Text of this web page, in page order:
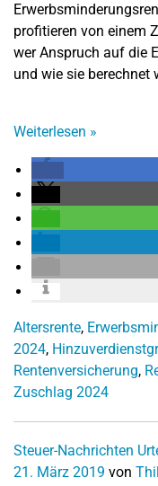
profitieren von einem
wer Anspruch auf die
und wie sie berechnet
Weiterlesen »
Altersrente,
2024,
Rentenversicherung,
Zuschlag 2024
Steuer-Nachrichten
21. März 2019 von